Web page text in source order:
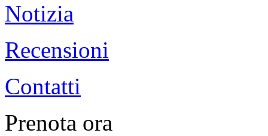
Notizia
Recensioni
Contatti
Prenota ora